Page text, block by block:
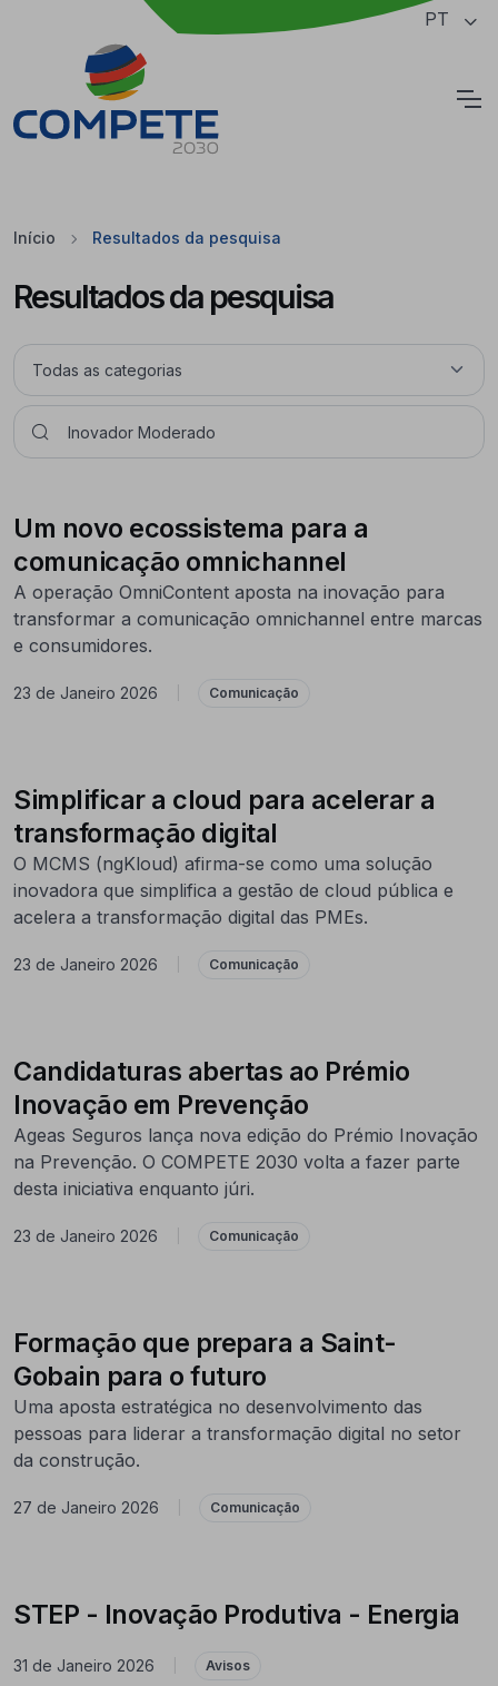
Saltar para o conteúdo principal da página PT
Início Resultados da pesquisa
Resultados da pesquisa
Um novo ecossistema para a
comunicação omnichannel
A operação OmniContent aposta na inovação para
transformar a comunicação omnichannel entre marcas
e consumidores.
23 de Janeiro 2026 Comunicação
Simplificar a cloud para acelerar a
transformação digital
O MCMS (ngKloud) afirma-se como uma solução
inovadora que simplifica a gestão de cloud pública e
acelera a transformação digital das PMEs.
23 de Janeiro 2026 Comunicação
Candidaturas abertas ao Prémio
Inovação em Prevenção
Ageas Seguros lança nova edição do Prémio Inovação
na Prevenção. O COMPETE 2030 volta a fazer parte
desta iniciativa enquanto júri.
23 de Janeiro 2026 Comunicação
Formação que prepara a Saint-
Gobain para o futuro
Uma aposta estratégica no desenvolvimento das
pessoas para liderar a transformação digital no setor
da construção.
27 de Janeiro 2026 Comunicação
STEP - Inovação Produtiva - Energia
31 de Janeiro 2026 Avisos